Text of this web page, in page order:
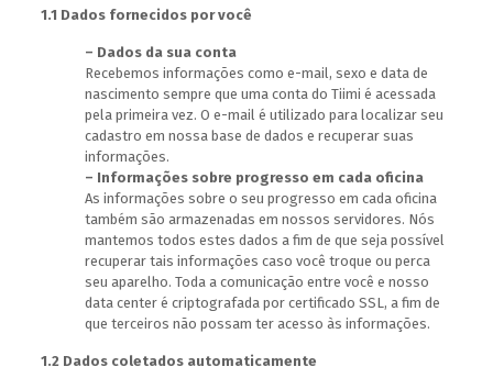
1.1 Dados fornecidos por você
– Dados da sua conta
Recebemos informações como e-mail, sexo e data de
nascimento sempre que uma conta do Tiimi é acessada
pela primeira vez. O e-mail é utilizado para localizar seu
cadastro em nossa base de dados e recuperar suas
informações.
– Informações sobre progresso em cada oficina
As informações sobre o seu progresso em cada oficina
também são armazenadas em nossos servidores. Nós
mantemos todos estes dados a fim de que seja possível
recuperar tais informações caso você troque ou perca
seu aparelho. Toda a comunicação entre você e nosso
data center é criptografada por certificado SSL, a fim de
que terceiros não possam ter acesso às informações.
1.2 Dados coletados automaticamente